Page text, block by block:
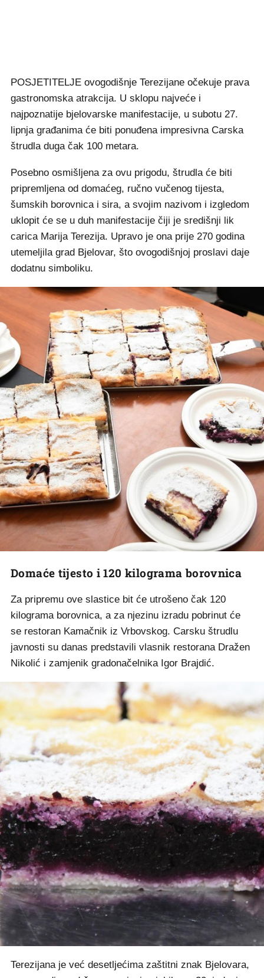
POSJETITELJE ovogodišnje Terezijane očekuje prava
gastronomska atrakcija. U sklopu najveće i
najpoznatije bjelovarske manifestacije, u subotu 27.
lipnja građanima će biti ponuđena impresivna Carska
štrudla duga čak 100 metara.
Posebno osmišljena za ovu prigodu, štrudla će biti
pripremljena od domaćeg, ručno vučenog tijesta,
šumskih borovnica i sira, a svojim nazivom i izgledom
uklopit će se u duh manifestacije čiji je središnji lik
carica Marija Terezija. Upravo je ona prije 270 godina
utemeljila grad Bjelovar, što ovogodišnjoj proslavi daje
dodatnu simboliku.
Domaće tijesto i 120 kilograma borovnica
Za pripremu ove slastice bit će utrošeno čak 120
kilograma borovnica, a za njezinu izradu pobrinut će
se restoran Kamačnik iz Vrbovskog. Carsku štrudlu
javnosti su danas predstavili vlasnik restorana Dražen
Nikolić i zamjenik gradonačelnika Igor Brajdić.
Terezijana je već desetljećima zaštitni znak Bjelovara,